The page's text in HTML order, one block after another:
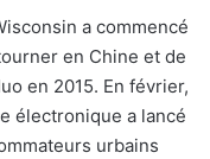
a commencé
en Chine et de
en 2015. En février,
électronique a lancé
urbains